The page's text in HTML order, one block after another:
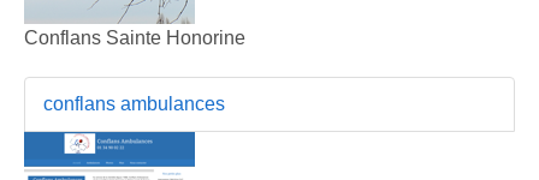
Conflans Sainte Honorine
conflans ambulances